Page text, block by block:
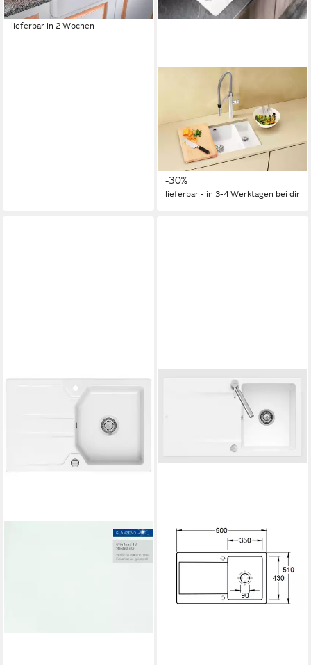
-24%
lieferbar in 2 Wochen
Küchenspüle SUBLINE
350/150-U, eckig, 46/57 cm,
(1 St), erhältlich in mehreren
Farben
720,02 € UVP1.033,00 €
-30%
lieferbar - in 3-4 Werktagen bei dir